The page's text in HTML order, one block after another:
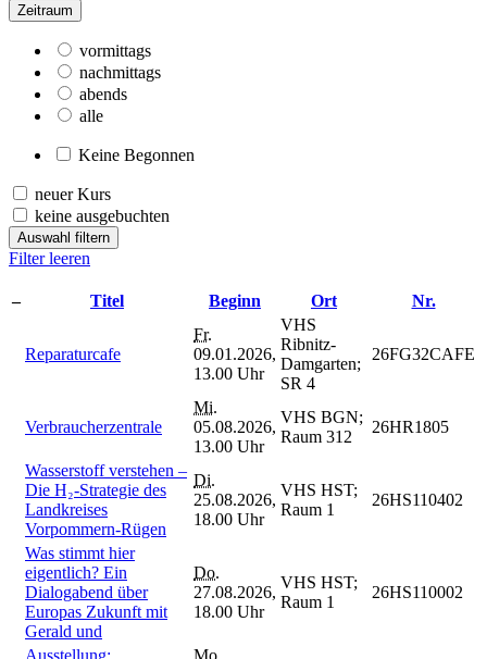
Zeitraum
vormittags
nachmittags
abends
alle
Keine Begonnen
neuer Kurs
keine ausgebuchten
Auswahl filtern
Filter leeren
– Titel Beginn Ort Nr.
Reparaturcafe
Fr.
09.01.2026,
13.00 Uhr
VHS
Ribnitz-
Damgarten;
SR 4
26FG32CAFE
Verbraucherzentrale
Mi.
05.08.2026,
13.00 Uhr
VHS BGN;
Raum 312
26HR1805
Wasserstoff verstehen –
Die H₂-Strategie des
Landkreises
Vorpommern-Rügen
Di.
25.08.2026,
18.00 Uhr
VHS HST;
Raum 1
26HS110402
Was stimmt hier
eigentlich? Ein
Dialogabend über
Europas Zukunft mit
Gerald und
Do.
27.08.2026,
18.00 Uhr
VHS HST;
Raum 1
26HS110002
Ausstellung: Mo.